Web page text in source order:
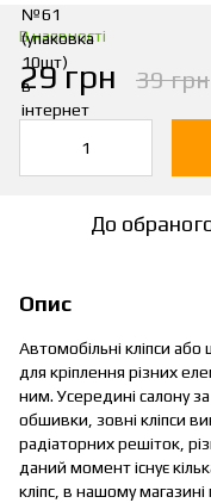
В наявності
29 грн 39 грн
До
Опис
Автомобільні кліпси
для кріплення різних
ним. Усередині салону
обшивки, зовні кліпси
радіаторних решіток,
даний момент існує
кліпс, в нашому